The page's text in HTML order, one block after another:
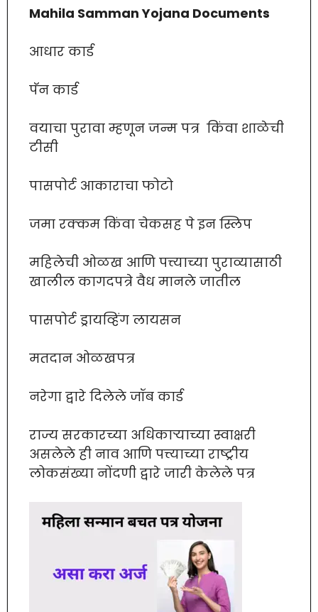
Mahila Samman Yojana Documents
आधार कार्ड
पॅन कार्ड
वयाचा पुरावा म्हणून जन्म पत्र किंवा शाळेची
टीसी
पासपोर्ट आकाराचा फोटो
जमा रक्कम किंवा चेकसह पे इन स्लिप
महिलेची ओळख आणि पत्त्याच्या पुराव्यासाठी
खालील कागदपत्रे वैध मानले जातील
पासपोर्ट ड्रायव्हिंग लायसन
मतदान ओळखपत्र
नरेगा द्वारे दिलेले जॉब कार्ड
राज्य सरकारच्या अधिकाऱ्याच्या स्वाक्षरी
असलेले ही नाव आणि पत्त्याच्या राष्ट्रीय
लोकसंख्या नोंदणी द्वारे जारी केलेले पत्र